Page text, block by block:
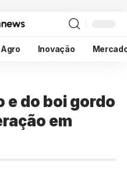
Inovação
e do boi gordo
em